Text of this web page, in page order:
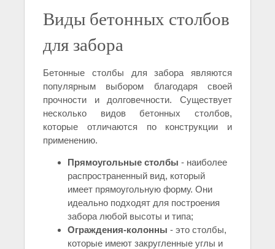
Виды бетонных столбов
для забора
Бетонные столбы для забора являются
популярным выбором благодаря своей
прочности и долговечности. Существует
несколько видов бетонных столбов,
которые отличаются по конструкции и
применению.
Прямоугольные столбы - наиболее
распространенный вид, который
имеет прямоугольную форму. Они
идеально подходят для построения
забора любой высоты и типа;
Ограждения-колонны - это столбы,
которые имеют закругленные углы и